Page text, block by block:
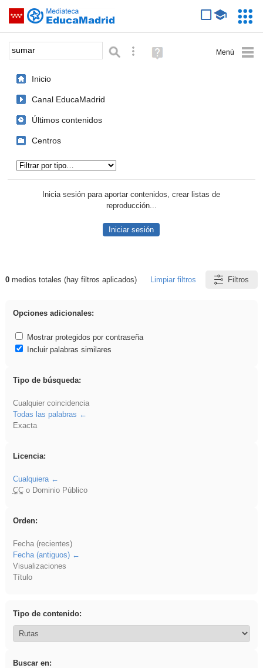
Saltar navegación
Palabra o frase: Búsqueda avanzada
Ayuda
(en
Inicio
Canal EducaMadrid
Últimos contenidos
Centros
Inicia sesión para aportar contenidos, crear listas de
reproducción...
Iniciar sesión
Resultados de: sumar
0medios totales (hay filtros aplicados) Limpiar filtros Filtros
Opciones adicionales:
Mostrar protegidos por contraseña
Incluir palabras similares
Tipo de búsqueda:
Cualquier coincidencia
Todas las palabras
Exacta
Licencia:
Cualquiera
CCo Dominio Público
Orden:
Fecha (recientes)
Fecha (antiguos)
Visualizaciones
Título
Tipo de contenido:
Buscar en: